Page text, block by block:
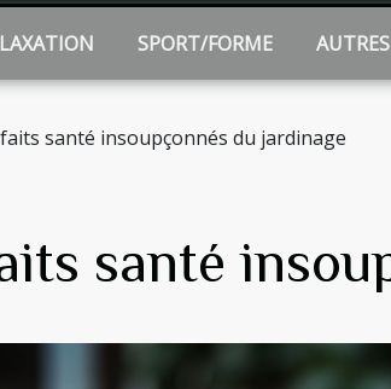
SPORT/FORME AUTRES
santé insoupçonnés du jardinage
santé